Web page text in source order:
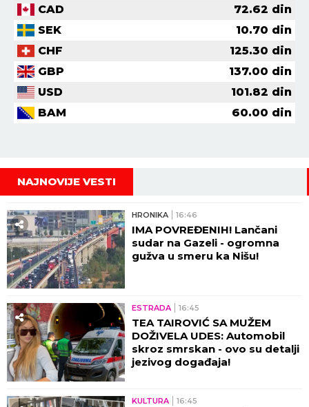
CAD
72.62 din
SEK
10.70 din
CHF
125.30 din
GBP
137.00 din
USD
101.82 din
BAM
60.00 din
NAJNOVIJE VESTI
HRONIKA 16:46
IMA POVREĐENIH! Lančani
sudar na Gazeli - ogromna
gužva u smeru ka Nišu!
ESTRADA 16:45
TEA TAIROVIĆ SA MUŽEM
DOŽIVELA UDES: Automobil
skroz smrskan - ovo su detalji
jezivog događaja!
KULTURA 16:45